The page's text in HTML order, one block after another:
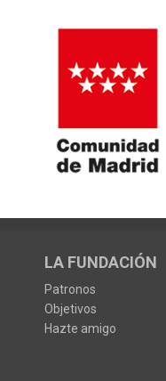
LA FUNDACIÓN
Patronos
Objetivos
Hazte amigo